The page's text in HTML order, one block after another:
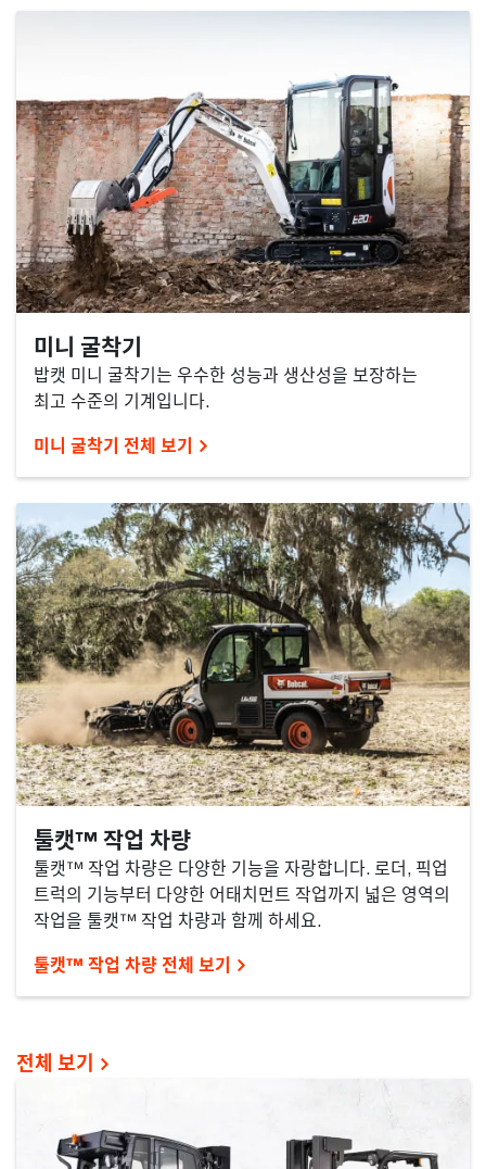
미니 굴착기
밥캣 미니 굴착기는 우수한 성능과 생산성을 보장하는
최고 수준의 기계입니다.
미니 굴착기 전체 보기
툴캣™ 작업 차량
툴캣™ 작업 차량은 다양한 기능을 자랑합니다. 로더, 픽업
트럭의 기능부터 다양한 어태치먼트 작업까지 넓은 영역의
작업을 툴캣™ 작업 차량과 함께 하세요.
툴캣™ 작업 차량 전체 보기
전체 보기